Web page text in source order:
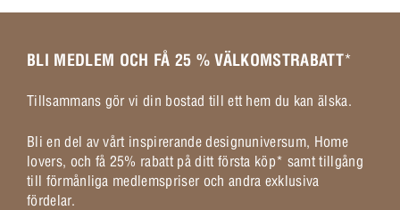
BLI MEDLEM OCH FÅ 25 % VÄLKOMSTRABATT*
Tillsammans gör vi din bostad till ett hem du kan älska.
Bli en del av vårt inspirerande designuniversum, Home
lovers, och få 25% rabatt på ditt första köp* samt tillgång
till förmånliga medlemspriser och andra exklusiva
fördelar.